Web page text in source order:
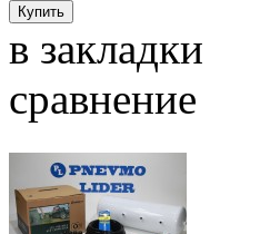
в закладки
сравнение